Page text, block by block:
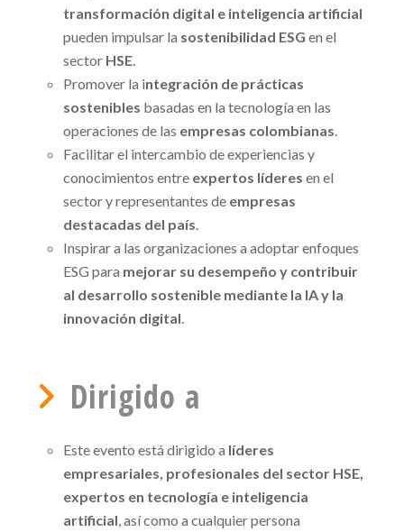
transformación digital e inteligencia artificial
pueden impulsar la sostenibilidad ESGen el
sector HSE.
Promover la integración de prácticas
sostenibles basadas en la tecnología en las
operaciones de las empresas colombianas.
Facilitar el intercambio de experiencias y
conocimientos entre expertos líderes en el
sector y representantes de empresas
destacadas del país.
Inspirar a las organizaciones a adoptar enfoques
ESG para mejorar su desempeño y contribuir
al desarrollo sostenible mediante la IA y la
innovación digital.
Dirigido a
Este evento está dirigido a líderes
empresariales, profesionales del sector HSE,
expertos en tecnología e inteligencia
artificial , así como a cualquier persona